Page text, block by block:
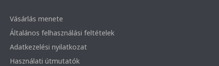
Vásárlás menete
Általános felhasználási feltételek
Adatkezelési nyilatkozat
Használati útmutatók